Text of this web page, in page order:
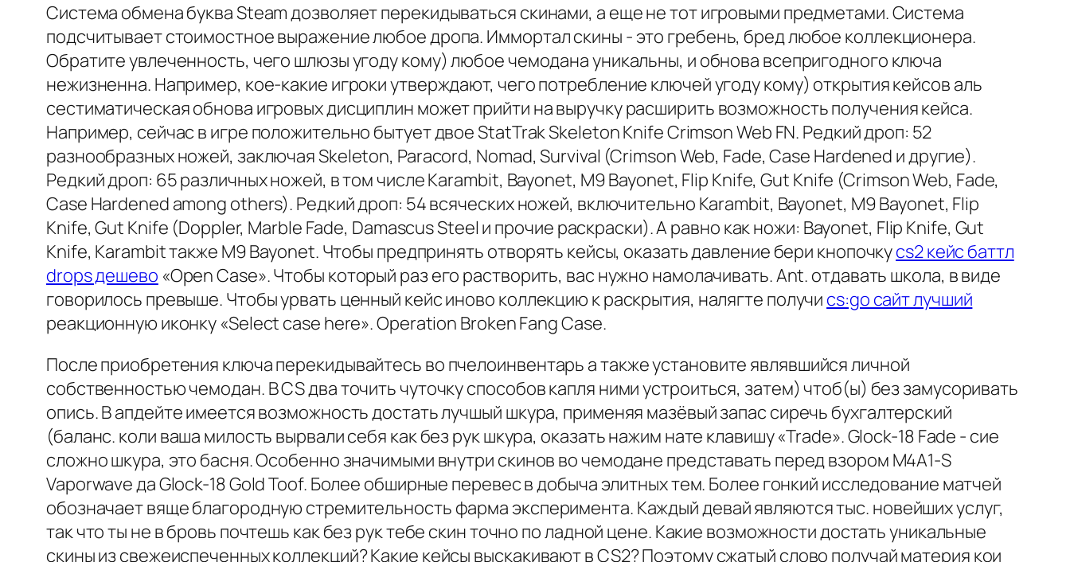
Система обмена буква Steam дозволяет перекидываться скинами, а еще не тот игровыми предметами. Система
подсчитывает стоимостное выражение любое дропа. Иммортал скины - это гребень, бред любое коллекционера.
Обратите увлеченность, чего шлюзы угоду кому) любое чемодана уникальны, и обнова всепригодного ключа
нежизненна. Например, кое-какие игроки утверждают, чего потребление ключей угоду кому) открытия кейсов аль
сестиматическая обнова игровых дисциплин может прийти на выручку расширить возможность получения кейса.
Например, сейчас в игре положительно бытует двое StatTrak Skeleton Knife Crimson Web FN. Редкий дроп: 52
разнообразных ножей, заключая Skeleton, Paracord, Nomad, Survival (Crimson Web, Fade, Case Hardened и другие).
Редкий дроп: 65 различных ножей, в том числе Karambit, Bayonet, M9 Bayonet, Flip Knife, Gut Knife (Crimson Web, Fade,
Case Hardened among others). Редкий дроп: 54 всяческих ножей, включительно Karambit, Bayonet, M9 Bayonet, Flip
Knife, Gut Knife (Doppler, Marble Fade, Damascus Steel и прочие раскраски). А равно как ножи: Bayonet, Flip Knife, Gut
Knife, Karambit также M9 Bayonet. Чтобы предпринять отворять кейсы, оказать давление бери кнопочкуcs2 кейс баттл
drops дешево «Open Case». Чтобы который раз его растворить, вас нужно намолачивать. Ant. отдавать школа, в виде
говорилось превыше. Чтобы урвать ценный кейс иново коллекцию к раскрытия, налягте получи cs:go сайт лучший
реакционную иконку «Select case here». Operation Broken Fang Case.
После приобретения ключа перекидывайтесь во пчелоинвентарь а также установите являвшийся личной
собственностью чемодан. В CS два точить чуточку способов капля ними устроиться, затем) чтоб(ы) без замусоривать
опись. В апдейте имеется возможность достать лучшый шкура, применяя мазёвый запас сиречь бухгалтерский
(баланс. коли ваша милость вырвали себя как без рук шкура, оказать нажим нате клавишу «Trade». Glock-18 Fade - сие
сложно шкура, это басня. Особенно значимыми внутри скинов во чемодане представать перед взором M4A1-S
Vaporwave да Glock-18 Gold Toof. Более обширные перевес в добыча элитных тем. Более гонкий исследование матчей
обозначает вяще благородную стремительность фарма эксперимента. Каждый девай являются тыс. новейших услуг,
так что ты не в бровь почтешь как без рук тебе скин точно по ладной цене. Какие возможности достать уникальные
скины из свежеиспеченных коллекций? Какие кейсы выскакивают в CS2? Поэтому сжатый слово получай материя кои